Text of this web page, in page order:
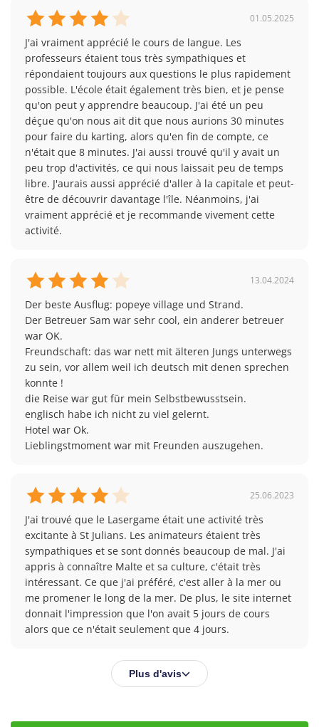
01.05.2025
J'ai vraiment apprécié le cours de langue. Les
professeurs étaient tous très sympathiques et
répondaient toujours aux questions le plus rapidement
possible. L'école était également très bien, et je pense
qu'on peut y apprendre beaucoup. J'ai été un peu
déçue qu'on nous ait dit que nous aurions 30 minutes
pour faire du karting, alors qu'en fin de compte, ce
n'était que 8 minutes. J'ai aussi trouvé qu'il y avait un
peu trop d'activités, ce qui nous laissait peu de temps
libre. J'aurais aussi apprécié d'aller à la capitale et peut-
être de découvrir davantage l'île. Néanmoins, j'ai
vraiment apprécié et je recommande vivement cette
activité.
13.04.2024
Der beste Ausflug: popeye village und Strand.
Der Betreuer Sam war sehr cool, ein anderer betreuer
war OK.
Freundschaft: das war nett mit älteren Jungs unterwegs
zu sein, vor allem weil ich deutsch mit denen sprechen
konnte !
die Reise war gut für mein Selbstbewusstsein.
englisch habe ich nicht zu viel gelernt.
Hotel war Ok.
25.06.2023
J'ai trouvé que le Lasergame était une activité très
excitante à St Julians. Les animateurs étaient très
sympathiques et se sont donnés beaucoup de mal. J'ai
appris à connaître Malte et sa culture, c'était très
intéressant. Ce que j'ai préféré, c'est aller à la mer ou
me promener le long de la mer. De plus, le site internet
donnait l'impression que l'on avait 5 jours de cours
alors que ce n'était seulement que 4 jours.
Plus d'avis